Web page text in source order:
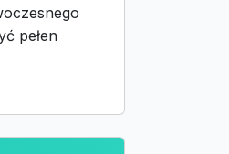
pełen